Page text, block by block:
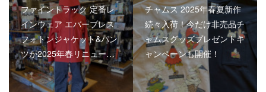
ファイントラック 定番レ
インウェア エバーブレス
フォトンジャケット&パン
ツが2025年春リニュー…
チャムス 2025年春夏新作
続々入荷！今だけ非売品チ
ャムスグッズプレゼントキ
ャンペーンも開催！